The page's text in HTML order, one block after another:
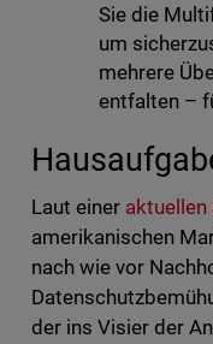
Sie die
um
mehrere
entfalten –
Laut einer aktuellen
amerikanischen
nach wie vor
der ins Visier der